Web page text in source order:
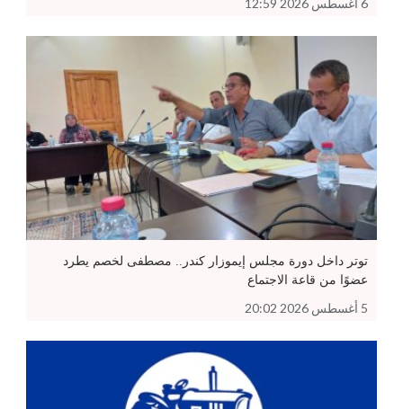
توتر داخل دورة مجلس إيموزار كندر.. مصطفى لخصم يطرد
عضوًا من قاعة الاجتماع
5 أغسطس 2026 20:02